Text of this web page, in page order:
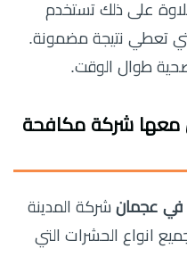
على ذلك تستخدم
تعطي نتيجة مضمونة.
طوال الوقت.
معها شركة مكافحة
في عجمان شركة المدينة
انواع الحشرات التي